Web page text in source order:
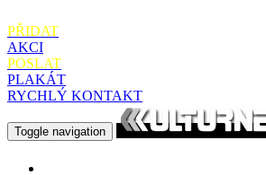
PŘIDAT
AKCI
POSLAT
PLAKÁT
RYCHLÝ KONTAKT
Toggle navigation